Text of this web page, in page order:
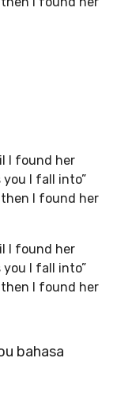
I found her
you I fall into”
I found her
I found her
you I fall into”
I found her
bahasa